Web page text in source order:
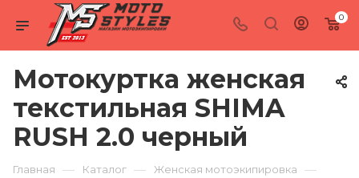
0
Мотокуртка женская
текстильная SHIMA
RUSH 2.0 черный
Главная — Каталог — Женская мотоэкипировка —